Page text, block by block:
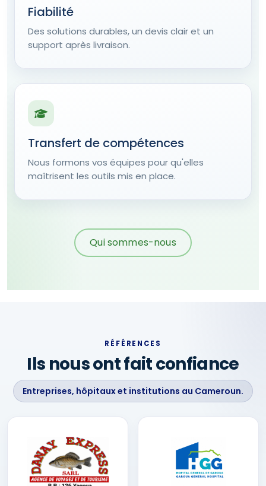
Fiabilité
Des solutions durables, un devis clair et un
support après livraison.
Transfert de compétences
Nous formons vos équipes pour qu'elles
maîtrisent les outils mis en place.
Qui sommes-nous
RÉFÉRENCES
Ils nous ont fait confiance
Entreprises, hôpitaux et institutions au Cameroun.